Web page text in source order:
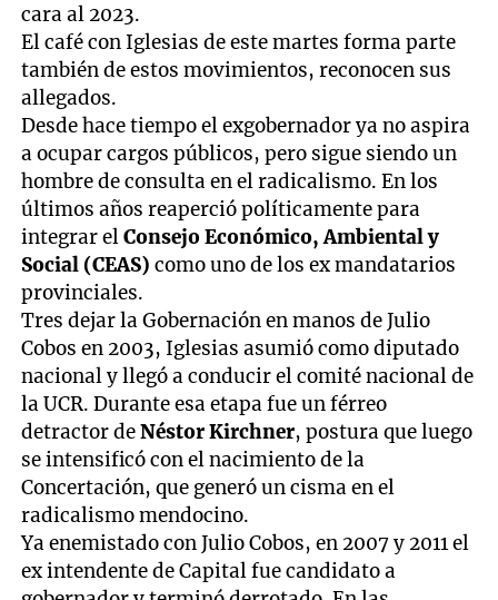
cara al 2023.
El café con Iglesias de este martes forma parte
también de estos movimientos, reconocen sus
allegados.
Desde hace tiempo el exgobernador ya no aspira
a ocupar cargos públicos, pero sigue siendo un
hombre de consulta en el radicalismo. En los
últimos años reaperció políticamente para
integrar elConsejo Económico, Ambiental y
Social (CEAS) como uno de los ex mandatarios
provinciales.
Tres dejar la Gobernación en manos de Julio
Cobos en 2003, Iglesias asumió como diputado
nacional y llegó a conducir el comité nacional de
la UCR. Durante esa etapa fue un férreo
detractor deNéstor Kirchner, postura que luego
se intensificó con el nacimiento de la
Concertación, que generó un cisma en el
radicalismo mendocino.
Ya enemistado con Julio Cobos, en 2007 y 2011 el
ex intendente de Capital fue candidato a